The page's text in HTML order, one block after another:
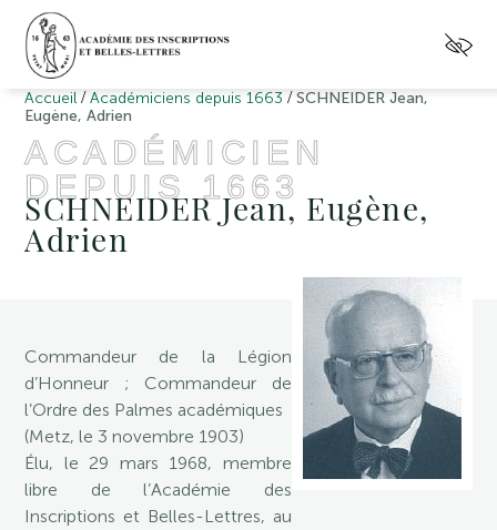
Accueil /Académiciens depuis 1663 /SCHNEIDER Jean,
Eugène, Adrien
ACADÉMICIEN
DEPUIS 1663
SCHNEIDER Jean, Eugène,
Adrien
Commandeur de la Légion
d’Honneur ; Commandeur de
l’Ordre des Palmes académiques
(Metz, le 3 novembre 1903)
Élu, le 29 mars 1968, membre
libre de l’Académie des
Inscriptions et Belles-Lettres, au